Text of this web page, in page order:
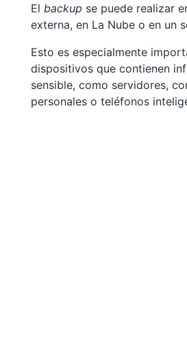
El backup se puede realizar
externa, en La Nube o en un
Esto es especialmente
dispositivos que contienen
sensible, como servidores,
personales o teléfonos